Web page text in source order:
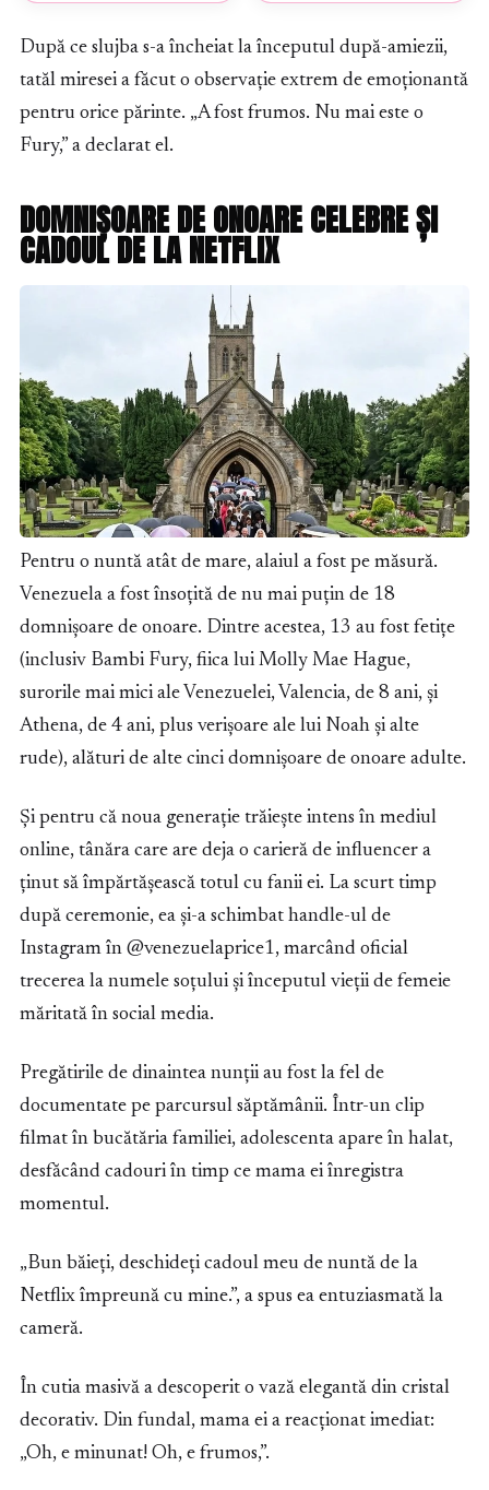
După ce slujba s-a încheiat la începutul după-amiezii,
tatăl miresei a făcut o observație extrem de emoționantă
pentru orice părinte. „A fost frumos. Nu mai este o
Fury,” a declarat el.
DOMNIȘOARE DE ONOARE CELEBRE ȘI
CADOUL DE LA NETFLIX
Pentru o nuntă atât de mare, alaiul a fost pe măsură.
Venezuela a fost însoțită de nu mai puțin de 18
domnișoare de onoare. Dintre acestea, 13 au fost fetițe
(inclusiv Bambi Fury, fiica lui Molly Mae Hague,
surorile mai mici ale Venezuelei, Valencia, de 8 ani, și
Athena, de 4 ani, plus verișoare ale lui Noah și alte
rude), alături de alte cinci domnișoare de onoare adulte.
Și pentru că noua generație trăiește intens în mediul
online, tânăra care are deja o carieră de influencer a
ținut să împărtășească totul cu fanii ei. La scurt timp
după ceremonie, ea și-a schimbat handle-ul de
Instagram în @venezuelaprice1, marcând oficial
trecerea la numele soțului și începutul vieții de femeie
măritată în social media.
Pregătirile de dinaintea nunții au fost la fel de
documentate pe parcursul săptămânii. Într-un clip
filmat în bucătăria familiei, adolescenta apare în halat,
desfăcând cadouri în timp ce mama ei înregistra
momentul.
„Bun băieți, deschideți cadoul meu de nuntă de la
Netflix împreună cu mine.”, a spus ea entuziasmată la
cameră.
În cutia masivă a descoperit o vază elegantă din cristal
decorativ. Din fundal, mama ei a reacționat imediat:
„Oh, e minunat! Oh, e frumos,”.